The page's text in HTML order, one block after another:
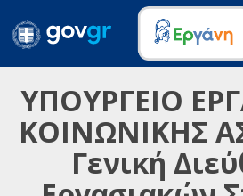
ΥΠΟΥΡΓΕΙΟ
ΚΟΙΝΩΝΙΚΗΣ
Γενική